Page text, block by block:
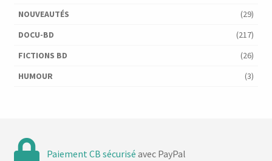
NOUVEAUTÉS
(29)
DOCU-BD
(217)
FICTIONS BD
(26)
HUMOUR
(3)
Paiement CB sécurisé avec PayPal